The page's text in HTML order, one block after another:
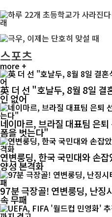
스포츠
more +
英 더 선 "호날두, 8월 8일
인 없어
네이마르, 브라질 대표팀 은
폼을 벗는다"
연변룽딩, 한국 국민대와 손
양성 본격화
97분 극장골! 연변룽딩, 난
속 무패